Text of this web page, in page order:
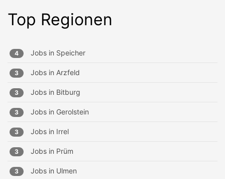
Top Regionen
4 Jobs in Speicher
3 Jobs in Arzfeld
3 Jobs in Bitburg
3 Jobs in Gerolstein
3 Jobs in Irrel
3 Jobs in Prüm
3 Jobs in Ulmen